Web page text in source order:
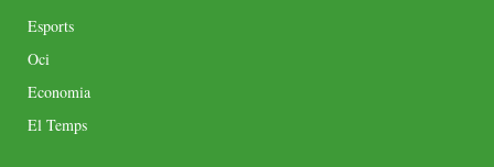
Esports
Oci
Economia
El Temps